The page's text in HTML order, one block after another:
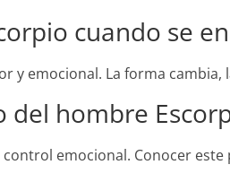
cuando se
y emocional. La forma
del hombre
emocional. Conocer este